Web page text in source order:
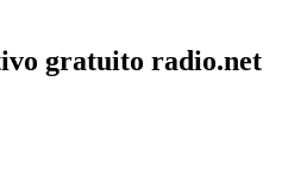
gratuito radio.net